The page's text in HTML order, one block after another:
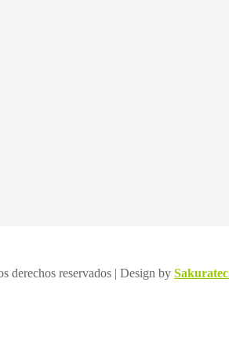
derechos reservados | Design by